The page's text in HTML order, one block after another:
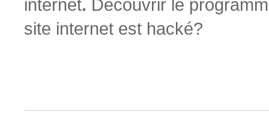
internet. Découvrir le
site internet est hacké?